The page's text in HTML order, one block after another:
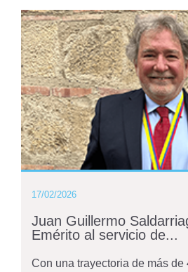
17/02/2026
Juan Guillermo
Emérito al servicio de...
Con una trayectoria de más